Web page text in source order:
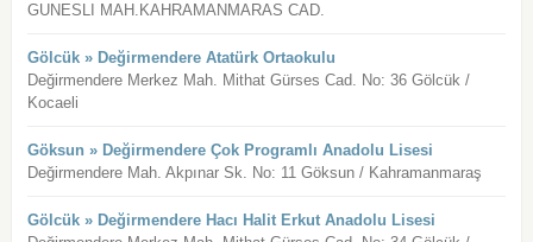
GUNESLI MAH.KAHRAMANMARAS CAD.
Gölcük » Değirmendere Atatürk Ortaokulu
Değirmendere Merkez Mah. Mithat Gürses Cad. No: 36 Gölcük /
Kocaeli
Göksun » Değirmendere Çok Programlı Anadolu Lisesi
Değirmendere Mah. Akpınar Sk. No: 11 Göksun / Kahramanmaraş
Gölcük » Değirmendere Hacı Halit Erkut Anadolu Lisesi